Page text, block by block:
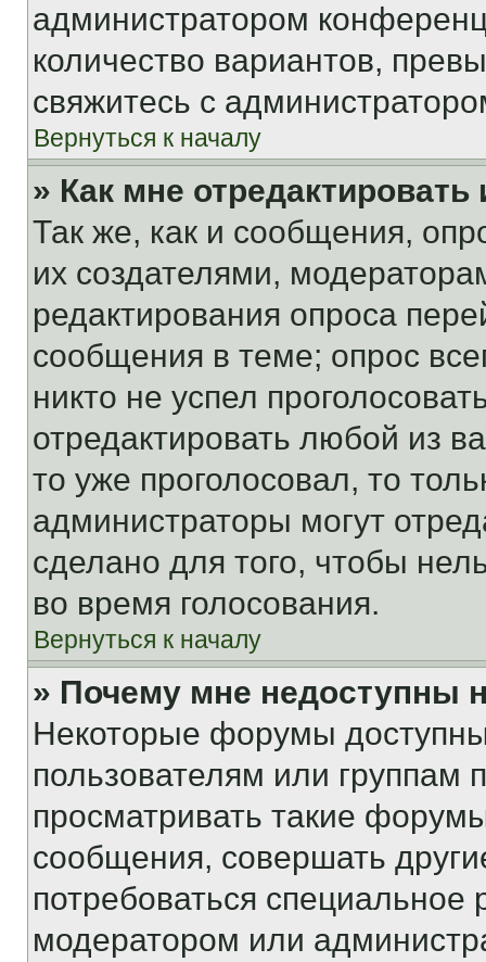
администратором
количество вариантов,
свяжитесь с
Вернуться к началу
» Как мне
Так же, как и сообщения,
их создателями,
редактирования опроса
сообщения в теме; опрос
никто не успел
отредактировать любой из
то уже проголосовал, то
администраторы могут
сделано для того, чтобы
во время голосования.
Вернуться к началу
» Почему мне недоступны
Некоторые форумы
пользователям или группам
просматривать такие
сообщения, совершать
потребоваться
модератором или